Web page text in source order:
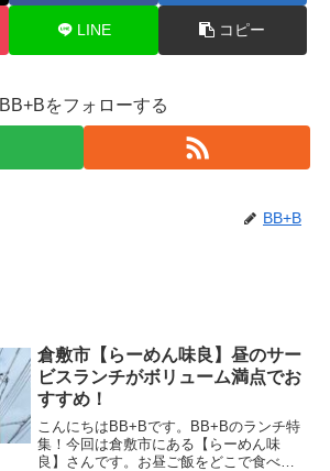
LINE コピー
BB+Bをフォローする
BB+B
倉敷市【らーめん味良】昼のサー
ビスランチがボリューム満点でお
すすめ！
こんにちはBB+Bです。BB+Bのランチ特
集！今回は倉敷市にある【らーめん味
良】さんです。お昼ご飯をどこで食べよ